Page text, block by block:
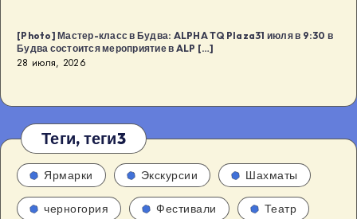
[Photo] Мастер-класс в Будва: ALPHA TQ Plaza31 июля в 9:30 в
Будва состоится мероприятие в ALP […]
28 июля, 2026
Теги, теги3
Ярмарки Экскурсии Шахматы
черногория Фестивали Театр